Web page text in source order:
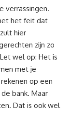
verrassingen.
het feit dat
hier
zijn zo
wel op: Het is
met je
op een
bank. Maar
Dat is ook wel